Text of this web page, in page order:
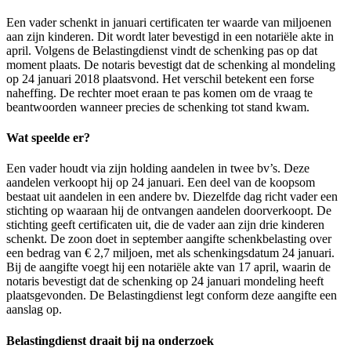
Een vader schenkt in januari certificaten ter waarde van miljoenen
aan zijn kinderen. Dit wordt later bevestigd in een notariële akte in
april. Volgens de Belastingdienst vindt de schenking pas op dat
moment plaats. De notaris bevestigt dat de schenking al mondeling
op 24 januari 2018 plaatsvond. Het verschil betekent een forse
naheffing. De rechter moet eraan te pas komen om de vraag te
beantwoorden wanneer precies de schenking tot stand kwam.
Wat speelde er?
Een vader houdt via zijn holding aandelen in twee bv’s. Deze
aandelen verkoopt hij op 24 januari. Een deel van de koopsom
bestaat uit aandelen in een andere bv. Diezelfde dag richt vader een
stichting op waaraan hij de ontvangen aandelen doorverkoopt. De
stichting geeft certificaten uit, die de vader aan zijn drie kinderen
schenkt. De zoon doet in september aangifte schenkbelasting over
een bedrag van € 2,7 miljoen, met als schenkingsdatum 24 januari.
Bij de aangifte voegt hij een notariële akte van 17 april, waarin de
notaris bevestigt dat de schenking op 24 januari mondeling heeft
plaatsgevonden. De Belastingdienst legt conform deze aangifte een
aanslag op.
Belastingdienst draait bij na onderzoek